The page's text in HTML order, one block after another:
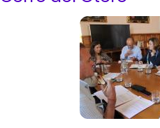
proyecto
Renaturalización
Regeneración